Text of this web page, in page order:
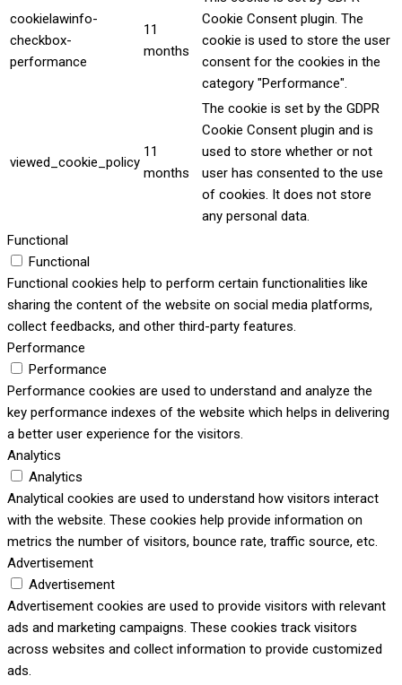
cookielawinfo-
checkbox-
performance
11
months
Cookie Consent plugin. The
cookie is used to store the user
consent for the cookies in the
category "Performance".
viewed_cookie_policy
11
months
The cookie is set by the GDPR
Cookie Consent plugin and is
used to store whether or not
user has consented to the use
of cookies. It does not store
any personal data.
Functional
Functional
Functional cookies help to perform certain functionalities like
sharing the content of the website on social media platforms,
collect feedbacks, and other third-party features.
Performance
Performance
Performance cookies are used to understand and analyze the
key performance indexes of the website which helps in delivering
a better user experience for the visitors.
Analytics
Analytics
Analytical cookies are used to understand how visitors interact
with the website. These cookies help provide information on
metrics the number of visitors, bounce rate, traffic source, etc.
Advertisement
Advertisement
Advertisement cookies are used to provide visitors with relevant
ads and marketing campaigns. These cookies track visitors
across websites and collect information to provide customized
ads.